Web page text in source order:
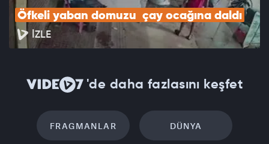
Öfkeli yaban domuzu  çay ocağına daldı
İZLE
'de daha fazlasını keşfet
FRAGMANLAR DÜNYA